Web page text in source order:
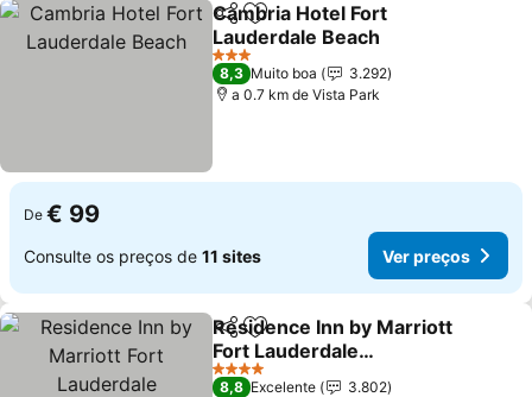
PartilharAdicionar aos favoritos
Cambria Hotel Fort
Lauderdale Beach
3 Estrelas
8,3 Muito boa
3.292
a 0.7 km de Vista Park
De € 99
Consulte os preços de 11 sites Ver preços
PartilharAdicionar aos favoritos
Residence Inn by Marriott
Fort Lauderdale
Intracoastal/Il Lugano
4 Estrelas
8,8 Excelente
3.802